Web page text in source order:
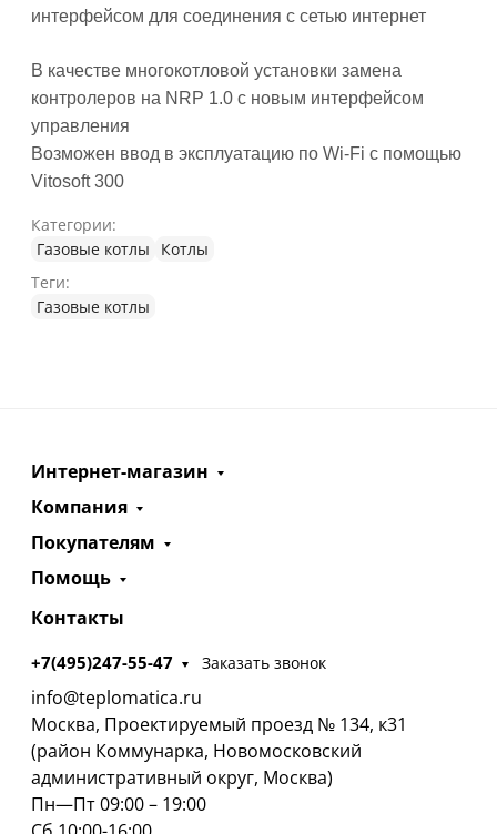
интерфейсом для соединения с сетью интернет
В качестве многокотловой установки замена
контролеров на NRP 1.0 с новым интерфейсом
управления
Возможен ввод в эксплуатацию по Wi-Fi c помощью
Vitosoft 300
Категории:
Газовые котлы
Котлы
Теги:
Газовые котлы
Интернет-магазин
Компания
Покупателям
Помощь
Контакты
+7(495)247-55-47 Заказать звонок
info@teplomatica.ru
Москва, Проектируемый проезд № 134, к31
(район Коммунарка, Новомосковский
административный округ, Москва)
Пн—Пт 09:00 – 19:00